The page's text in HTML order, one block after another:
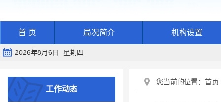
首 页 局况简介 机构设置
2026年8月6日 星期四
工作动态
您当前的位置： 首页